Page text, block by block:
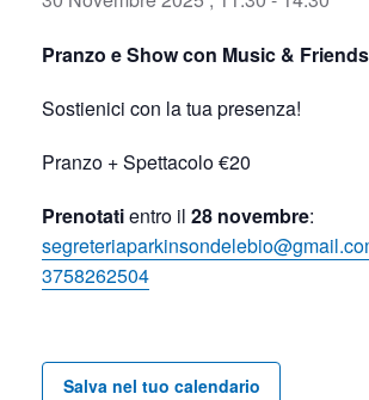
Pranzo e Show con Music & Friends
Sostienici con la tua presenza!
Pranzo + Spettacolo €20
Prenotatientro il 28 novembre:
3758262504
Salva nel tuo calendario